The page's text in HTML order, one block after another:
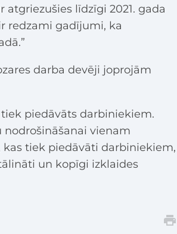
līdzīgi 2021. gada
redzami gadījumi, ka
darba devēji joprojām
piedāvāts darbiniekiem.
vienam
kas tiek piedāvāti darbiniekiem,
un kopīgi izklaides